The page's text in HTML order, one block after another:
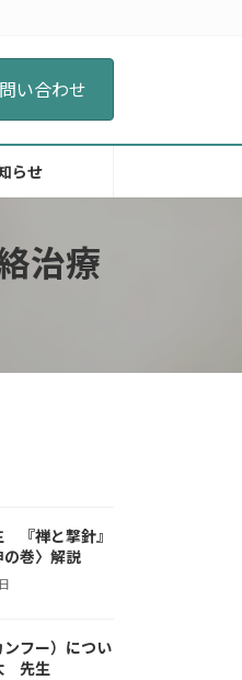
い合わせ
らせ
治療
『禅と撃針』
の巻〉解説
フー）につい
先生